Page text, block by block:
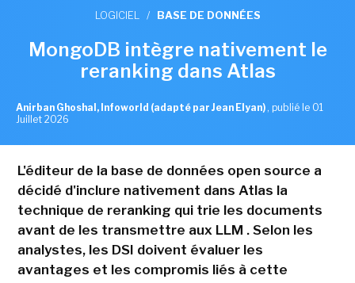
LOGICIEL / BASE DE DONNÉES
MongoDB intègre nativement le
reranking dans Atlas
Anirban Ghoshal, Infoworld (adapté par Jean Elyan) , publié le 01
Juillet 2026
L'éditeur de la base de données open source a
décidé d'inclure nativement dans Atlas la
technique de reranking qui trie les documents
avant de les transmettre aux LLM . Selon les
analystes, les DSI doivent évaluer les
avantages et les compromis liés à cette